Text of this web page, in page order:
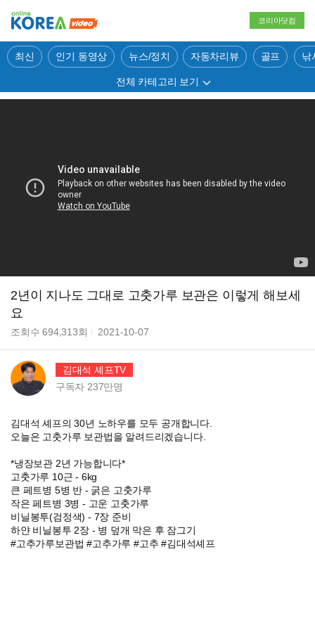
코리아닷컴
최신 인기 동영상 뉴스/정치 자동차리뷰 골프 낚
전체 카테고리 보기
2년이 지나도 그대로 고춧가루 보관은 이렇게 해보세
요
조회수694,313회 2021-10-07
김대석 셰프TV
구독자 237만명
김대석 셰프의 30년 노하우를 모두 공개합니다.
오늘은 고춧가루 보관법을 알려드리겠습니다.
*냉장보관 2년 가능합니다*
고춧가루 10근 - 6kg
큰 페트병 5병 반 - 굵은 고춧가루
작은 페트병 3병 - 고운 고춧가루
비닐봉투(검정색) - 7장 준비
하얀 비닐봉투 2장 - 병 덮개 막은 후 잠그기
#고추가루보관법 #고추가루 #고추 #김대석셰프